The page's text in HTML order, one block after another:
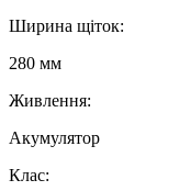
Ширина щіток:
280 мм
Живлення:
Акумулятор
Клас: